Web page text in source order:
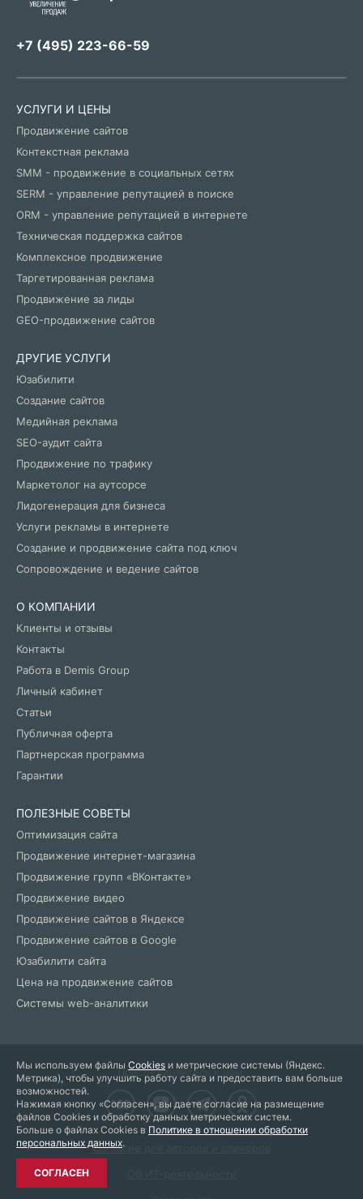
+7 (495) 223-66-59
УСЛУГИ И ЦЕНЫ
Продвижение сайтов
Контекстная реклама
SMM - продвижение в социальных сетях
SERM - управление репутацией в поиске
ORM - управление репутацией в интернете
Техническая поддержка сайтов
Комплексное продвижение
Таргетированная реклама
Продвижение за лиды
GEO-продвижение сайтов
ДРУГИЕ УСЛУГИ
Юзабилити
Создание сайтов
Медийная реклама
SEO-аудит сайта
Продвижение по трафику
Маркетолог на аутсорсе
Лидогенерация для бизнеса
Услуги рекламы в интернете
Создание и продвижение сайта под ключ
Сопровождение и ведение сайтов
О КОМПАНИИ
Клиенты и отзывы
Контакты
Работа в Demis Group
Личный кабинет
Статьи
Публичная оферта
Партнерская программа
Гарантии
ПОЛЕЗНЫЕ СОВЕТЫ
Оптимизация сайта
Продвижение интернет-магазина
Продвижение групп «ВКонтакте»
Продвижение видео
Продвижение сайтов в Яндексе
Продвижение сайтов в Google
Юзабилити сайта
Цена на продвижение сайтов
Системы web-аналитики
Присоединяйтесь к нам:
Согласие для авторов и спикеров
Мы используем файлы Cookies и метрические системы (Яндекс.
Метрика), чтобы улучшить работу сайта и предоставить вам больше
возможностей.
Нажимая кнопку «Согласен», вы даете согласие на размещение
файлов Cookies и обработку данных метрических систем.
Больше о файлах Cookies в Политике в отношении обработки
персональных данных.
СОГЛАСЕН